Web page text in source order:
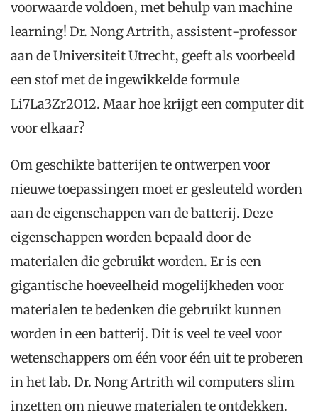
voorwaarde voldoen, met behulp van machine
learning! Dr. Nong Artrith, assistent-professor
aan de Universiteit Utrecht, geeft als voorbeeld
een stof met de ingewikkelde formule
Li7La3Zr2O12. Maar hoe krijgt een computer dit
voor elkaar?
Om geschikte batterijen te ontwerpen voor
nieuwe toepassingen moet er gesleuteld worden
aan de eigenschappen van de batterij. Deze
eigenschappen worden bepaald door de
materialen die gebruikt worden. Er is een
gigantische hoeveelheid mogelijkheden voor
materialen te bedenken die gebruikt kunnen
worden in een batterij. Dit is veel te veel voor
wetenschappers om één voor één uit te proberen
in het lab. Dr. Nong Artrith wil computers slim
inzetten om nieuwe materialen te ontdekken.